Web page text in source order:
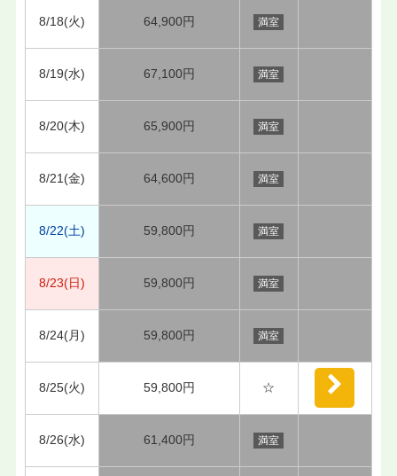
8/18(火) 64,900円 満室
8/19(水) 67,100円 満室
8/20(木) 65,900円 満室
8/21(金) 64,600円 満室
8/22(土) 59,800円 満室
8/23(日) 59,800円 満室
8/24(月) 59,800円 満室
8/25(火) 59,800円 ☆
8/26(水) 61,400円 満室